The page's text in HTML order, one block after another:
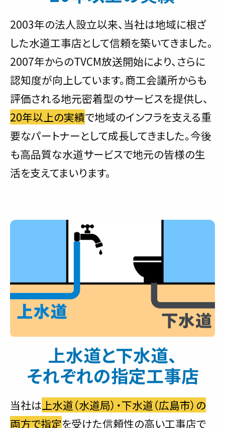
2003年の法人設立以来、当社は地域に根ざ
した水道工事店として信頼を築いてきました。
2007年からのTVCM放送開始により、さらに
認知度が向上しています。商工会議所からも
評価される地元密着型のサービスを提供し、
20年以上の実績で地域のインフラを支える重
要なパートナーとして成長してきました。今後
も高品質な水道サービスで地元の皆様の生
活を支えてまいります。
上水道と下水道、
それぞれの指定工事店
当社は 上水道（水道局）・下水道（広島市）の
両方で指定を受けた信頼性の高い工事店で